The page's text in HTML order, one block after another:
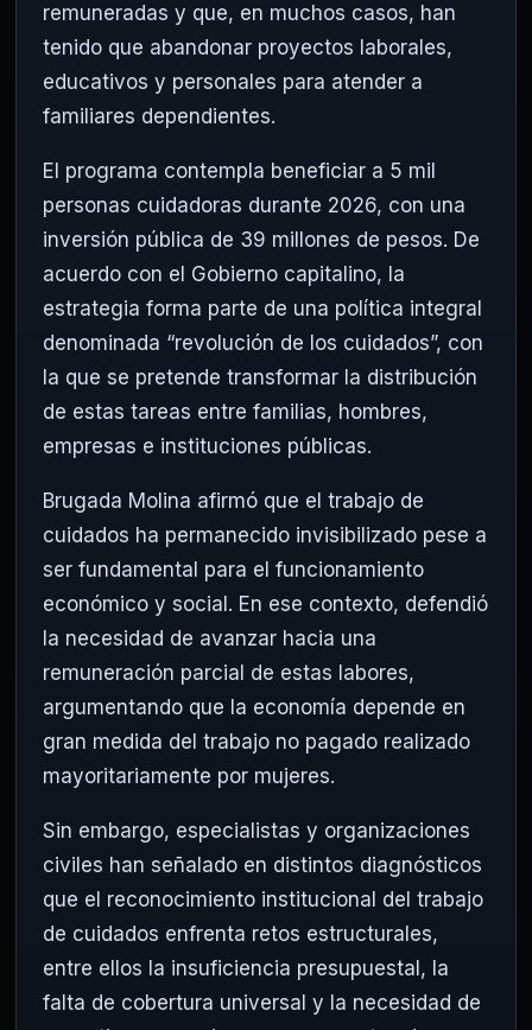
remuneradas y que, en muchos casos, han
tenido que abandonar proyectos laborales,
educativos y personales para atender a
familiares dependientes.
El programa contempla beneficiar a 5 mil
personas cuidadoras durante 2026, con una
inversión pública de 39 millones de pesos. De
acuerdo con el Gobierno capitalino, la
estrategia forma parte de una política integral
denominada “revolución de los cuidados”, con
la que se pretende transformar la distribución
de estas tareas entre familias, hombres,
empresas e instituciones públicas.
Brugada Molina afirmó que el trabajo de
cuidados ha permanecido invisibilizado pese a
ser fundamental para el funcionamiento
económico y social. En ese contexto, defendió
la necesidad de avanzar hacia una
remuneración parcial de estas labores,
argumentando que la economía depende en
gran medida del trabajo no pagado realizado
mayoritariamente por mujeres.
Sin embargo, especialistas y organizaciones
civiles han señalado en distintos diagnósticos
que el reconocimiento institucional del trabajo
de cuidados enfrenta retos estructurales,
entre ellos la insuficiencia presupuestal, la
falta de cobertura universal y la necesidad de